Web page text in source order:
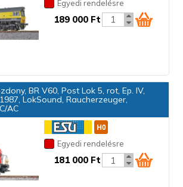
Egyedi rendelésre
189 000 Ft
BR V60, Post Lok 5, rot, Ep. IV,
LokSound, Raucherzeuger,
AC
Egyedi rendelésre
181 000 Ft